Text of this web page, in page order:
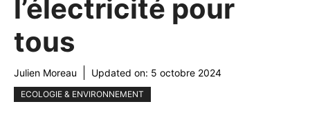
l’électricité pour
tous
Julien Moreau Updated on: 5 octobre 2024
ECOLOGIE & ENVIRONNEMENT